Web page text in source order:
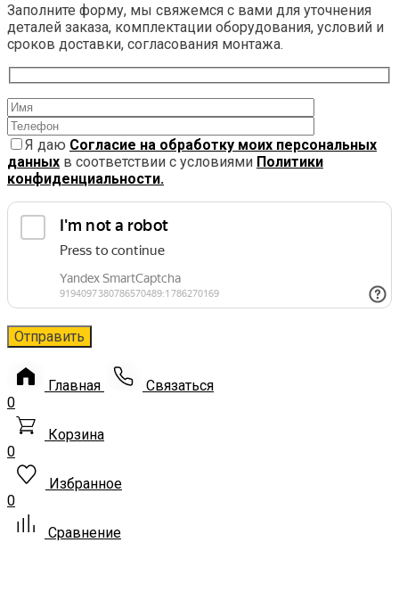
Заполните форму, мы свяжемся с вами для уточнения
деталей заказа, комплектации оборудования, условий и
сроков доставки, согласования монтажа.
Я даю Согласие на обработку моих персональных
данных в соответствии с условиями Политики
конфиденциальности.
Главная
Связаться
0
Корзина
0
Избранное
0
Сравнение